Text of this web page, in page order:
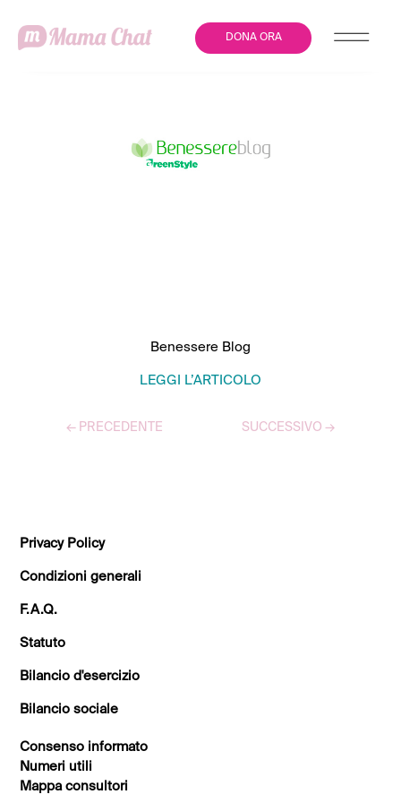
DONA ORA
Benessere Blog
LEGGI L’ARTICOLO
← PRECEDENTE SUCCESSIVO →
Privacy Policy
Condizioni generali
F.A.Q.
Statuto
Bilancio d'esercizio
Bilancio sociale
Consenso informato
Numeri utili
Mappa consultori